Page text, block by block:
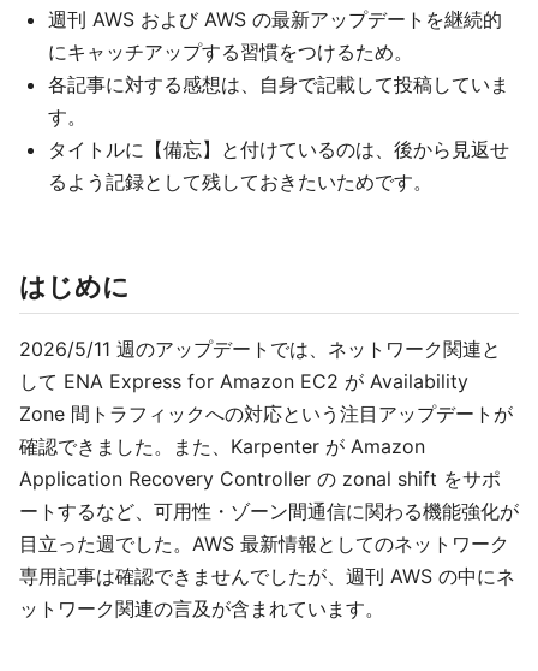
週刊 AWS および AWS の最新アップデートを継続的
にキャッチアップする習慣をつけるため。
各記事に対する感想は、自身で記載して投稿していま
す。
タイトルに【備忘】と付けているのは、後から見返せ
るよう記録として残しておきたいためです。
はじめに
2026/5/11 週のアップデートでは、ネットワーク関連と
して ENA Express for Amazon EC2 が Availability
Zone 間トラフィックへの対応という注目アップデートが
確認できました。また、Karpenter が Amazon
Application Recovery Controller の zonal shift をサポ
ートするなど、可用性・ゾーン間通信に関わる機能強化が
目立った週でした。AWS 最新情報としてのネットワーク
専用記事は確認できませんでしたが、週刊 AWS の中にネ
ットワーク関連の言及が含まれています。